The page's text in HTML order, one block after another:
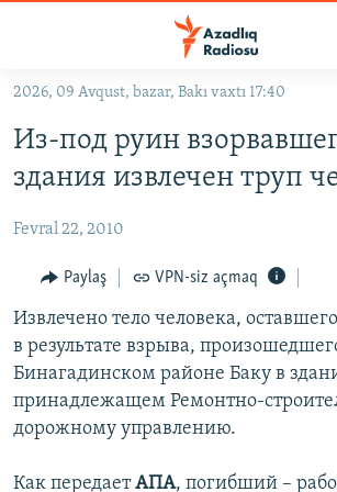
Əsas
qayıt
Əsas
naviqasiyaya
qayıt
KORRUPSIOMETR
#ƏSLINDƏ
FƏRQƏ BAX
QANUNI DOĞRU
ARAŞDIRMA
MULTIMEDIA
VIDEO
RADIO ARXIV
HAQQIMIZDA
2026, 09 Avqust, bazar, Bakı vaxtı 17:40
Из-под руин
здания извлечен труп
Fevral 22, 2010
Paylaş VPN-siz açmaq
Извлечено тело человека,
в результате взрыва,
Бинагадинском районе Баку в
принадлежащем Ремонтно-
дорожному управлению.
Как передаетАПА, погибший –